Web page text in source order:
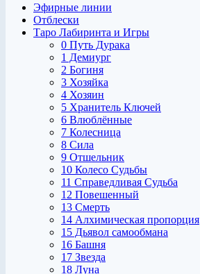
Эфирные линии
Отблески
Таро Лабиринта и Игры
0 Путь Дурака
1 Демиург
2 Богиня
3 Хозяйка
4 Хозяин
5 Хранитель Ключей
6 Влюблённые
7 Колесница
8 Сила
9 Отшельник
10 Колесо Судьбы
11 Справедливая Судьба
12 Повешенный
13 Смерть
14 Алхимическая пропорция
15 Дьявол самообмана
16 Башня
17 Звезда
18 Луна